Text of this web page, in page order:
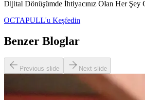
Dijital Dönüşümde İhtiyacınız Olan Her
OCTAPULL'u Keşfedin
Benzer Bloglar
Previous slide Next slide